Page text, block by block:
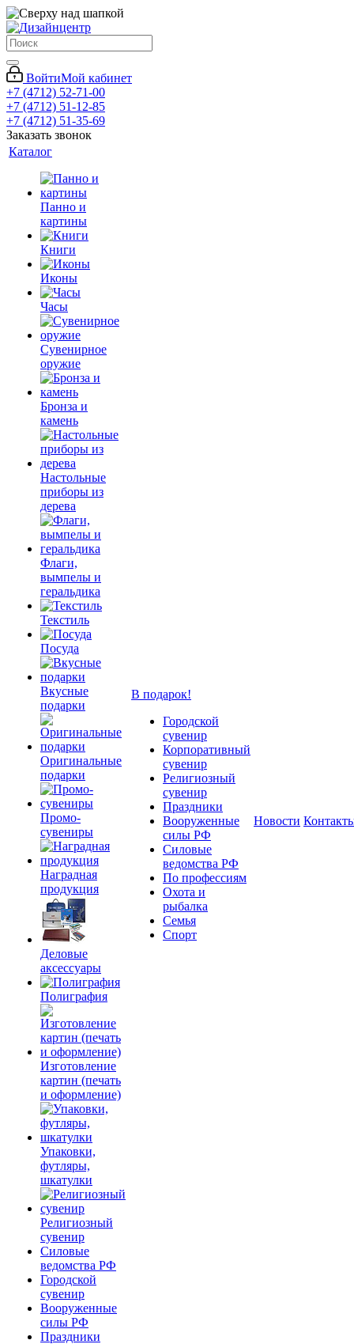
ВойтиМой кабинет
+7 (4712) 52-71-00
+7 (4712) 51-12-85
+7 (4712) 51-35-69
Заказать звонок
Каталог
Панно и
картины
Книги
Иконы
Часы
Сувенирное
оружие
Бронза и
камень
Настольные
приборы из
дерева
Флаги,
вымпелы и
геральдика
Текстиль
Посуда
Вкусные
подарки
Оригинальные
подарки
Промо-
сувениры
Наградная
продукция
Деловые
аксессуары
Полиграфия
Изготовление
картин (печать
и оформление)
Упаковки,
футляры,
шкатулки
Религиозный
сувенир
Силовые
ведомства РФ
Городской
сувенир
Вооруженные
силы РФ
Праздники
В подарок!
Городской
сувенир
Корпоративный
сувенир
Религиозный
сувенир
Праздники
Вооруженные
силы РФ
Силовые
ведомства РФ
По профессиям
Охота и
рыбалка
Семья
Спорт
Новости